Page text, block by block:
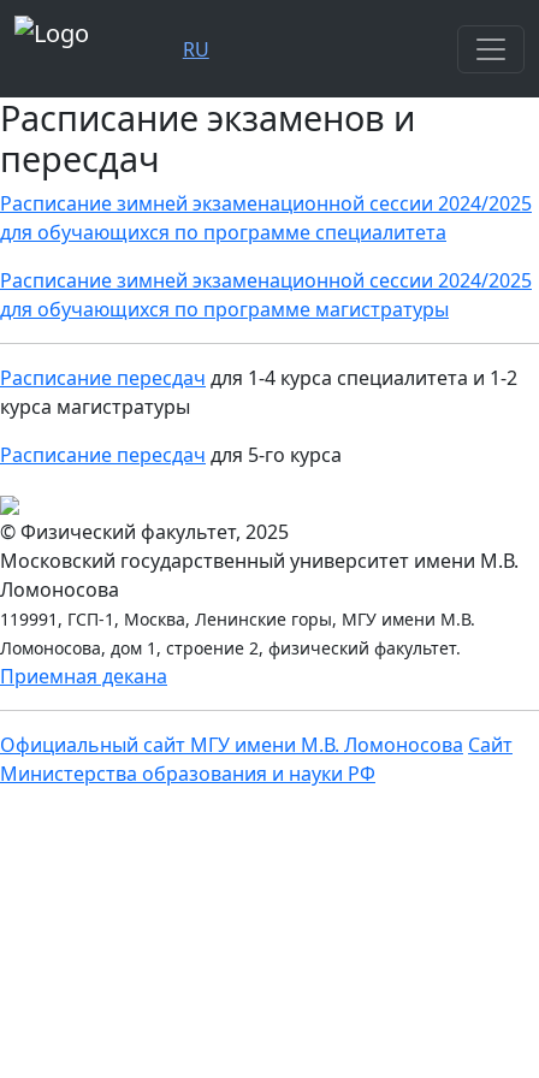
RU
Расписание экзаменов и
пересдач
Расписание зимней экзаменационной сессии 2024/2025
для обучающихся по программе специалитета
Расписание зимней экзаменационной сессии 2024/2025
для обучающихся по программе магистратуры
Расписание пересдач для 1-4 курса специалитета и 1-2
курса магистратуры
Расписание пересдач для 5-го курса
© Физический факультет, 2025
Московский государственный университет имени М.В.
Ломоносова
119991, ГСП-1, Москва, Ленинские горы, МГУ имени М.В.
Ломоносова, дом 1, строение 2, физический факультет.
Приемная декана
Официальный сайт МГУ имени М.В. Ломоносова Сайт
Министерства образования и науки РФ